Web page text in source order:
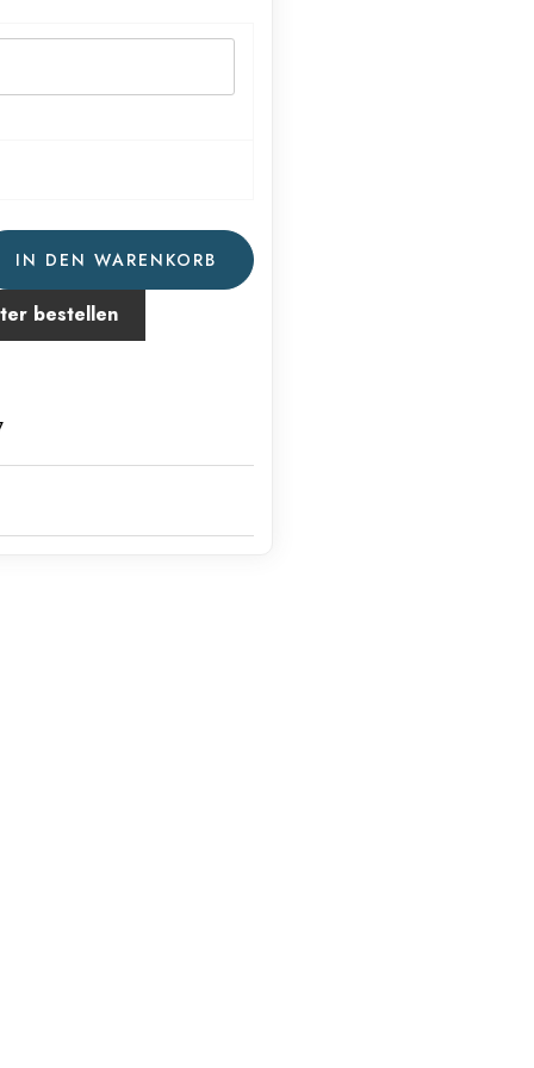
IN DEN WARENKORB
bestellen